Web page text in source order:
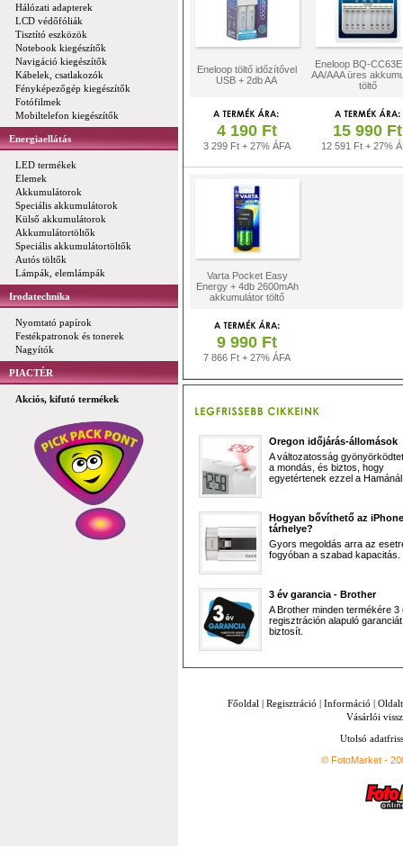
Hálózati adapterek
LCD védőfóliák
Tisztító eszközök
Notebook kiegészítők
Navigáció kiegészítők
Kábelek, csatlakozók
Fényképezőgép kiegészítők
Fotófilmek
Mobiltelefon kiegészítők
Energiaellátás
LED termékek
Elemek
Akkumulátorok
Speciális akkumulátorok
Külső akkumulátorok
Akkumulátortöltők
Speciális akkumulátortöltők
Autós töltők
Lámpák, elemlámpák
Irodatechnika
Nyomtató papírok
Festékpatronok és tonerek
Nagyítók
PIACTÉR
Akciós, kifutó termékek
Eneloop töltő időzítővel
USB + 2db AA
Eneloop BQ-
AA/AAA üres
töltő
4 190 Ft
3 299 Ft + 27% ÁFA
15 990 Ft
12 591 Ft + 27%
Varta Pocket Easy
Energy + 4db 2600mAh
akkumulátor töltő
9 990 Ft
7 866 Ft + 27% ÁFA
Oregon időjárás-állomások
A változatosság
a mondás, és biztos, hogy
egyetértenek ezzel a
Hogyan bővíthető az iPhone
tárhelye?
Gyors megoldás arra az
fogyóban a szabad kapacitás.
3 év garancia - Brother
A Brother minden termékére 3
regisztráción alapuló garanciát
biztosít.
Főoldal | Regisztráció | Információ |
Vásárlói
Utolsó
© FotoMarket -